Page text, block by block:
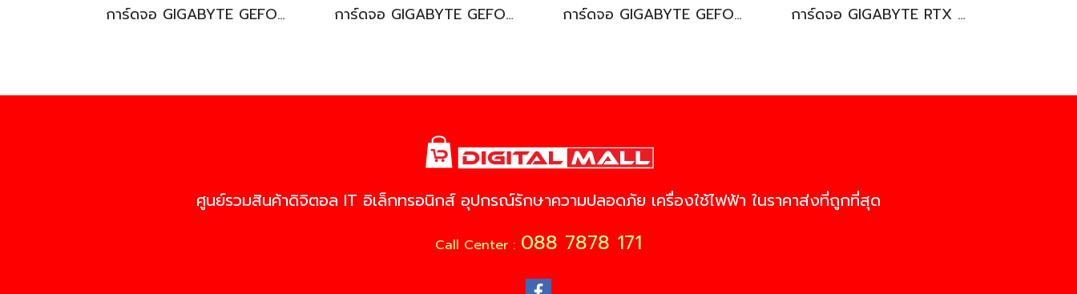
การ์ดจอ GIGABYTE GEFORCE 3060 Ti (VGA) การ์ดจอ GIGABYTE GEFORCE RTX 3050 (VGA) การ์ดจอ GIGABYTE GEFORCE RTX 3050 (VGA) การ์ดจอ GIGABYTE RTX 3080 (VGA)
ศูนย์รวมสินค้าดิจิตอล IT อิเล็กทรอนิกส์ อุปกรณ์รักษาความปลอดภัย เครื่องใช้ไฟฟ้า ในราคาส่งที่ถูกที่สุด
Call Center : 088 7878 171